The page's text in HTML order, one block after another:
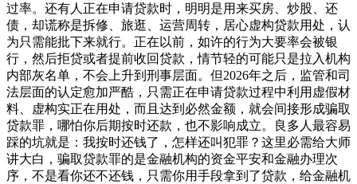
过率。还有人正在申请贷款时，明明是用来买房、炒股、还
债，却谎称是拆修、旅逛、运营周转，居心虚构贷款用处，认
为只需能批下来就行。正在以前，如许的行为大要率会被银
行，然后拒贷或者提前收回贷款，情节轻的可能只是拉入机构
内部灰名单，不会上升到刑事层面。但2026年之后，监管和司
法层面的认定愈加严酷，只需正在申请贷款过程中利用虚假材
料、虚构实正在用处，而且达到必然金额，就会间接形成骗取
贷款罪，哪怕你后期按时还款，也不影响成立。良多人最容易
踩的坑就是：我按时还钱了，怎样还叫犯罪？这里必需给大师
讲大白，骗取贷款罪的是金融机构的资金平安和金融办理次
序，不是看你还不还钱，只需你用手段拿到了贷款，给金融机